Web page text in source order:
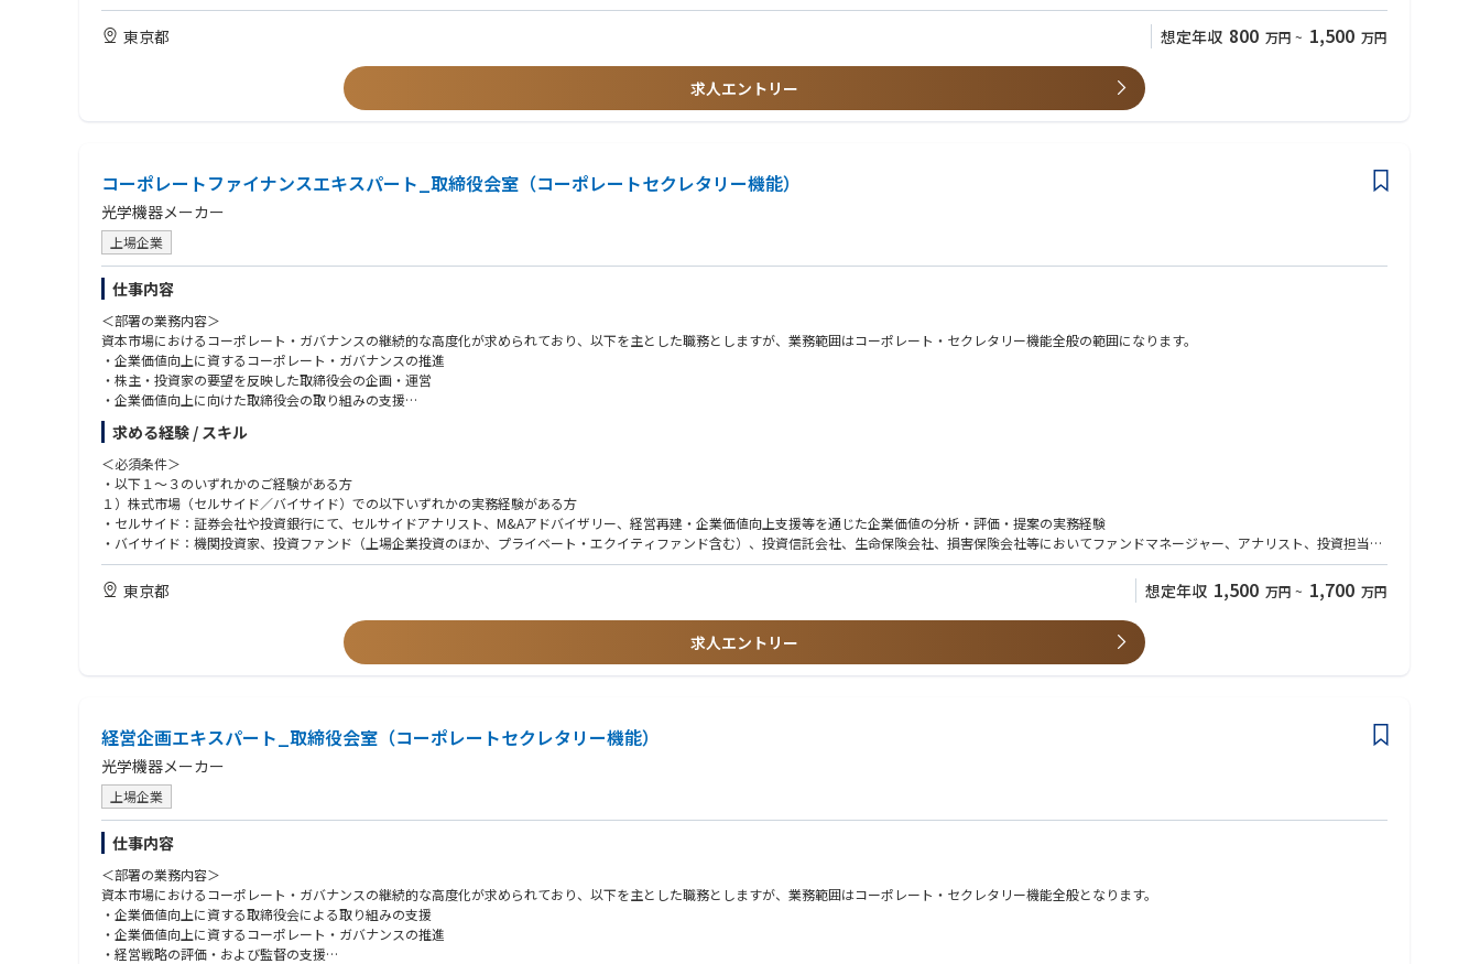
サーバー本体、サーバー用のマザーボード、サーバー用のビデオカード、ワークステーション
• パソコンメーカーにおいて直販及び間接販売等の営業経験がある方
• 英語または中国語でのコミュニケーション能力がある方
• パソコン業界もしくはIT製品での勤務経験がある方
東京都 想定年収 800 万円 ~ 1,500 万円
求人エントリー
コーポレートファイナンスエキスパート_取締役会室（コーポレートセクレタリー機能）
光学機器メーカー
上場企業
仕事内容
＜部署の業務内容＞
資本市場におけるコーポレート・ガバナンスの継続的な高度化が求められており、以下を主とした職務としますが、業務範囲はコーポレート・セクレタリー機能全般の範囲になります。
・企業価値向上に資するコーポレート・ガバナンスの推進
・株主・投資家の要望を反映した取締役会の企画・運営
・企業価値向上に向けた取締役会の取り組みの支援
・資本市場と取締役会の双方のコミュケーション支援
・財務分析・企業価値評価による監督支援
・執行との連携による重要経営課題への対応
・IR/SR部門との連携、適切な情報開示
【職務内容】
コーポレートファイナンス領域のエキスパートとして、以下の実現のためコーポレート・セクレタリー機能として推進いただきます。
・コーポレートセクレタリーの支援を主導し、コーポレート・セクレタリー機能および取締役会室機能の高度化を図る。
・株主をはじめとしたステークホルダーの期待や懸念を的確に反映し、ガバナンスや経営の意思決定に反映していく。
・経営力強化につながる監督機能の高度化を図る。
※会社の定める職務の範囲で今後変更となる可能性があります
・最高意思決定機関（取締役会）の審議に直結する、資本政策やM&A等の経営の根幹に関わる案件をファイナンスの砦として評価・提案できる非常にやりがいの大きいポジションです。
・自身のファイナンス理論を実経営の意思決定に適用し、会社の企業価値向上をダイレクトに牽引する経験は、プロフェッショナルとしての市場価値を飛躍的に高めます。
・取締役会室は少数精鋭の組織であり、一人ひとりの専門性に基づく裁量と貢献度が大きく、経営のリアルな意思決定プロセスを間近で体感できる環境です。
・ご自身でタイムマネジメントを行いながらフレキシブルに働くことができる環境があります。
＜入社後のキャリアパス＞
・入社後は、取締役会室のファイナンスエキスパートとして、評価・分析の実務全般をリードしていただきます。
・将来的には、組織マネージャー、ファイナンスの専門家として、社内の経営企画や経理・財務、投資関連等への異動も検討される範囲です。
＜働き方について＞
準備期間を含め株主総会の時期（3～5月頃）は繁忙期となりますが、
11月～1月を中心に閑散期となり、年間を通じて繁閑のメリハリがある環境です。
求める経験 / スキル
＜必須条件＞
・以下１～３のいずれかのご経験がある方
１）株式市場（セルサイド／バイサイド）での以下いずれかの実務経験がある方
・セルサイド：証券会社や投資銀行にて、セルサイドアナリスト、M&Aアドバイザリー、経営再建・企業価値向上支援等を通じた企業価値の分析・評価・提案の実務経験
・バイサイド：機関投資家、投資ファンド（上場企業投資のほか、プライベート・エクイティファンド含む）、投資信託会社、生命保険会社、損害保険会社等においてファンドマネージャー、アナリスト、投資担当者
として、上場企業・投資先企業に対する企業価値の分析・評価、投資判断、エンゲージメントの実務経験
２）会計系コンサルティングファーム、投資銀行、FAS（ファイナンシャル・アドバイザリー・サービス）等での企業価値評価（バリュエーション）、財務デューデリジェンス、M&Aアドバイザリー、事業再生・企業
価値向上支援等の実務経験
３）上場企業での経理・財務部門において投資管理、企業価値分析、ROIC経営・資本効率管理の実務経験
・上場企業・投資先に対する企業価値の分析・評価をもとにした、ファイナンスに関するアドバイスや提案のご経験
・資本政策、財務戦略、キャッシュ・アロケーション、ROIC経営、投資回収等に携わり事業改善をした経験
・上場事業会社の経理・財務部門の部門長またはマネジメント経験
・全社レベルの経営プロジェクト（M&A、事業・資産売却撤退、新規事業開発など）を主導（PJリーダー等）した経験
・事業会社における企業価値算定や財務・会計デューデリジェンスの経験
・ビジネスレベルの英語力
・会計士、DBA、MBA、FP、CMA（協会認定アナリスト）中小企業診断士、のいずれかがあれば尚可
＜求める人物像・志向性＞
・ファイナンスや財務の専門性を基盤に、経営視点で課題を構造化し、解決策を提案できる方
・客観的な数値と論理に基づき、経営陣に対しても忖度なく意見具申できる高い責任感を持つ方
・機密性の高い情報を扱う中で、高い倫理観と透明性をもって行動できる方
・市場環境の変化に対し、常に最新のファイナンス理論や規則、規制動向を自律的にキャッチアップする探求心の高い方
・周囲との信頼関係を構築できるコミュニケーション力を持っている方
東京都 想定年収 1,500 万円 ~ 1,700 万円
求人エントリー
経営企画エキスパート_取締役会室（コーポレートセクレタリー機能）
光学機器メーカー
上場企業
仕事内容
＜部署の業務内容＞
資本市場におけるコーポレート・ガバナンスの継続的な高度化が求められており、以下を主とした職務としますが、業務範囲はコーポレート・セクレタリー機能全般となります。
・企業価値向上に資する取締役会による取り組みの支援
・企業価値向上に資するコーポレート・ガバナンスの推進
・経営戦略の評価・および監督の支援